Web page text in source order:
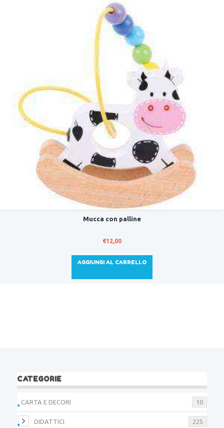
Mucca con palline
€12,00
AGGIUNGI AL CARRELLO
CATEGORIE
CARTA E DECORI 10
DIDATTICI 225